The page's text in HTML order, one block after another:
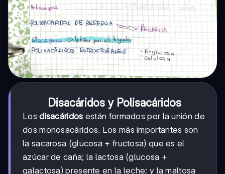
Disacáridos y Polisacáridos
Losdisacáridos están formados por la unión de
dos monosacáridos. Los más importantes son
la sacarosa (glucosa + fructosa) que es el
azúcar de caña; la lactosa (glucosa +
galactosa) presente en la leche; y la maltosa